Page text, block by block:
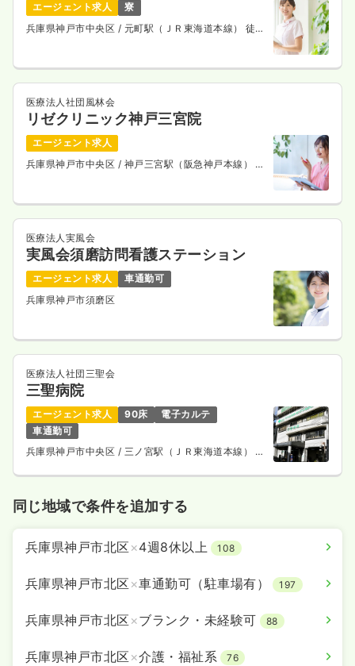
エージェント求人
寮
兵庫県神戸市中央区 / 元町駅（ＪＲ東海道本線） 徒歩
医療法人社団風林会
リゼクリニック神戸三宮院
エージェント求人
兵庫県神戸市中央区 / 神戸三宮駅（阪急神戸本線） 徒
医療法人実風会
実風会須磨訪問看護ステーション
エージェント求人
車通勤可
兵庫県神戸市須磨区
医療法人社団三聖会
三聖病院
エージェント求人 90床
電子カルテ
車通勤可
兵庫県神戸市中央区 / 三ノ宮駅（ＪＲ東海道本線） 徒
同じ地域で条件を追加する
兵庫県神戸市北区 ×4週8休以上 108
兵庫県神戸市北区 ×車通勤可（駐車場有） 197
兵庫県神戸市北区 ×ブランク・未経験可 88
兵庫県神戸市北区 ×介護・福祉系 76